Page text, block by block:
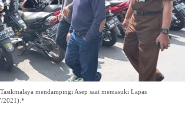
mendampingi Asep saat memasuki Lapas
2021).*